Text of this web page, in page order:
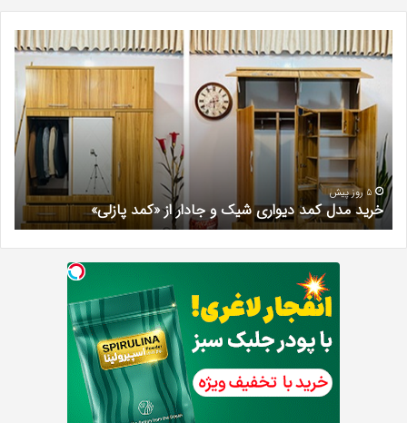
خرید
مدل
دیواری
شیک
جادار
از
«کمد
پازلی»
5 روز پیش
خرید مدل کمد دیواری شیک و جادار از «کمد پازلی»
در